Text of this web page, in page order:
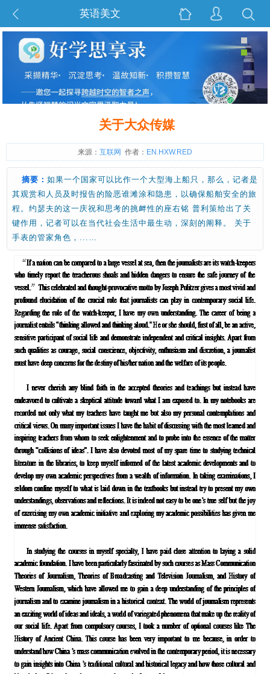
英语美文
关于大众传媒
来源： 互联网 作者： EN.HXW.RED
摘要： 如果一个国家可以比作一个大型海上船只，那么，记者是
其观赏和人员及时报告的险恶谁滩涂和隐患，以确保船舶安全的旅
程。约瑟夫的这一庆祝和思考的挑衅性的座右铭 普利策给出了关
键作用，记者可以在当代社会生活中最生动，深刻的阐释。 关于
手表的管家角色，...…